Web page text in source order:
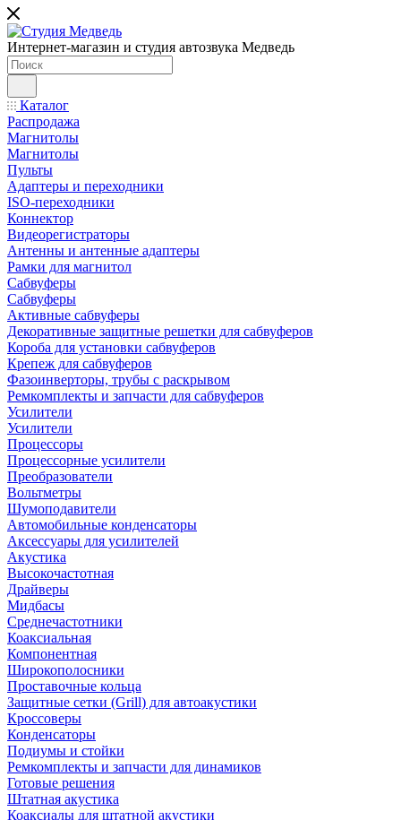
Интернет-магазин и студия автозвука Медведь
Каталог
Распродажа
Магнитолы
Магнитолы
Пульты
Адаптеры и переходники
ISO-переходники
Коннектор
Видеорегистраторы
Антенны и антенные адаптеры
Рамки для магнитол
Сабвуферы
Сабвуферы
Активные сабвуферы
Декоративные защитные решетки для сабвуферов
Короба для установки сабвуферов
Крепеж для сабвуферов
Фазоинверторы, трубы с раскрывом
Ремкомплекты и запчасти для сабвуферов
Усилители
Усилители
Процессоры
Процессорные усилители
Преобразователи
Вольтметры
Шумоподавители
Автомобильные конденсаторы
Аксессуары для усилителей
Акустика
Высокочастотная
Драйверы
Мидбасы
Среднечастотники
Коаксиальная
Компонентная
Широкополосники
Проставочные кольца
Защитные сетки (Grill) для автоакустики
Кроссоверы
Конденсаторы
Подиумы и стойки
Ремкомплекты и запчасти для динамиков
Готовые решения
Штатная акустика
Коаксиалы для штатной акустики